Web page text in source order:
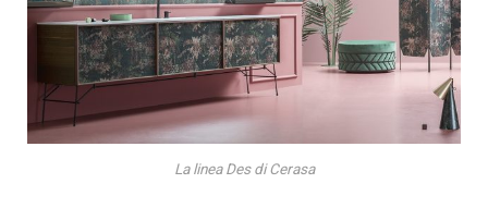
La linea Des di Cerasa